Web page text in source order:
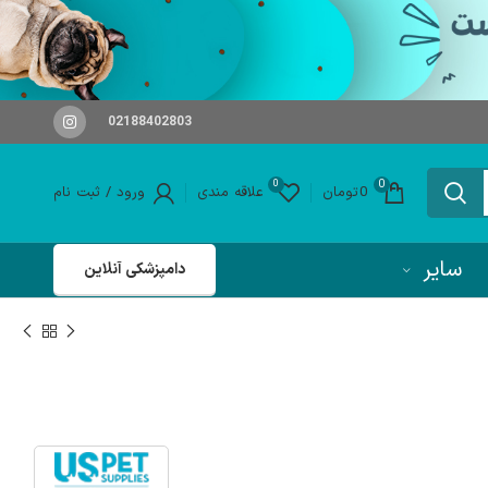
02188402803
0
0تومان 0 علاقه مندی ورود / ثبت نام
سایر دامپزشکی آنلاین